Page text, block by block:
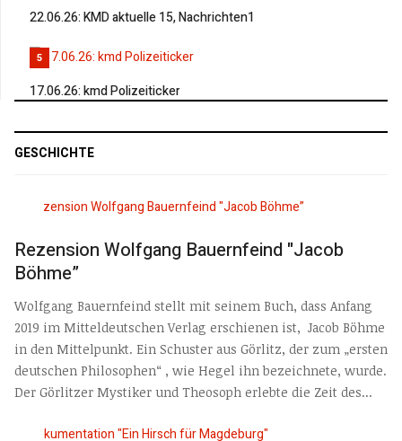
22.06.26: KMD aktuelle 15, Nachrichten1
5
17.06.26: kmd Polizeiticker
GESCHICHTE
Rezension Wolfgang Bauernfeind "Jacob
Böhme”
Wolfgang Bauernfeind stellt mit seinem Buch, dass Anfang
2019 im Mitteldeutschen Verlag erschienen ist, Jacob Böhme
in den Mittelpunkt. Ein Schuster aus Görlitz, der zum „ersten
deutschen Philosophen“ , wie Hegel ihn bezeichnete, wurde.
Der Görlitzer Mystiker und Theosoph erlebte die Zeit des...